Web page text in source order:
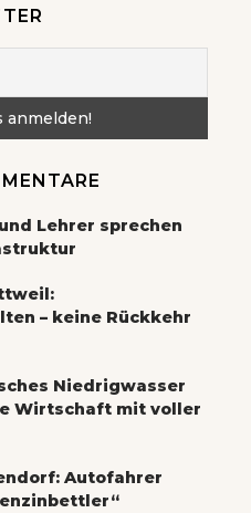
Lehrer sprechen
– keine Rückkehr
Niedrigwasser
Wirtschaft mit voller
Autofahrer